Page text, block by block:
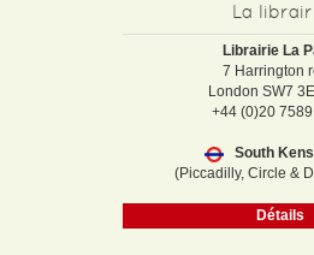
La
Librairie La
7 Harrington
London SW7
+44 (0)20
South
(Piccadilly, Circle &
Détails